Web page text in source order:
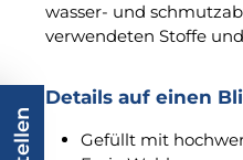
wasser- und
verwendeten Stoffe
Details auf einen
Gefüllt mit